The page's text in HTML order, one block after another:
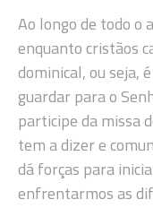
Ao longo de todo o
enquanto cristãos
dominical, ou seja,
guardar para o
participe da missa
tem a dizer e
dá forças para
enfrentarmos as